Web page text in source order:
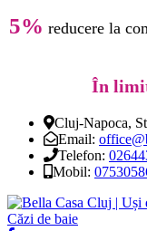
5% reducere la
În
Cluj-Napoca,
Email:
Telefon:
Mobil: